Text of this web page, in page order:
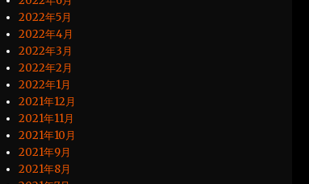
2022年5月
2022年4月
2022年3月
2022年2月
2022年1月
2021年12月
2021年11月
2021年10月
2021年9月
2021年8月